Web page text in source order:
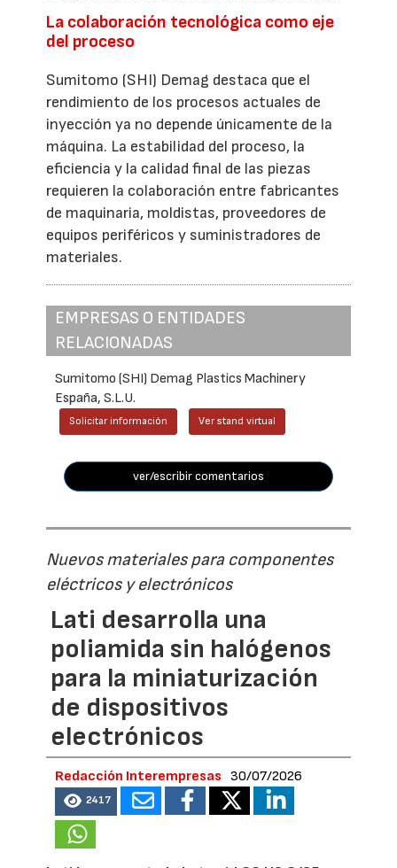
La colaboración tecnológica como eje
del proceso
Sumitomo (SHI) Demag destaca que el
rendimiento de los procesos actuales de
inyección ya no depende únicamente de la
máquina. La estabilidad del proceso, la
eficiencia y la calidad final de las piezas
requieren la colaboración entre fabricantes
de maquinaria, moldistas, proveedores de
equipos periféricos y suministradores de
materiales.
EMPRESAS O ENTIDADES
RELACIONADAS
Sumitomo (SHI) Demag Plastics Machinery
España, S.L.U.
Solicitar información Ver stand virtual
ver/escribir comentarios
Nuevos materiales para componentes
eléctricos y electrónicos
Lati desarrolla una
poliamida sin halógenos
para la miniaturización
de dispositivos
electrónicos
Redacción Interempresas 30/07/2026
2417